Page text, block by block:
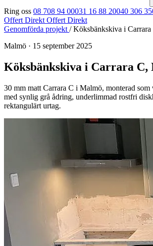
Ring oss 08 708 94 00031 16 88 20040 306
Offert Direkt Offert Direkt
Genomförda projekt / Köksbänkskiva i
Malmö · 15 september 2025
Köksbänkskiva i Carrara C,
30 mm matt Carrara C i Malmö, monterad
med synlig grå ådring, underlimmad rostfri
rektangulärt urtag.